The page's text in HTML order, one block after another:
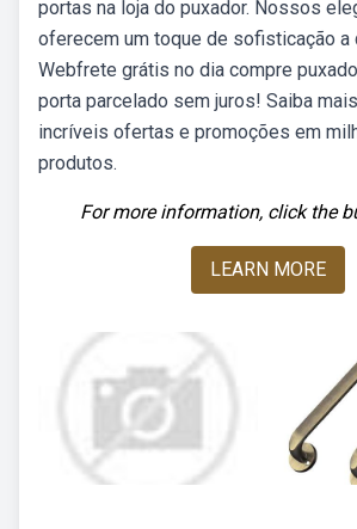
portas na loja do puxador. Nossos
oferecem um toque de sofisticação a
Webfrete grátis no dia compre
porta parcelado sem juros! Saiba
incríveis ofertas e promoções em
produtos.
For more information, click the
LEARN MORE